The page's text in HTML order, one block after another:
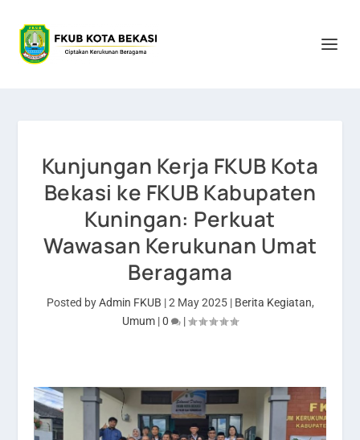
Kunjungan Kerja FKUB Kota
Bekasi ke FKUB Kabupaten
Kuningan: Perkuat
Wawasan Kerukunan Umat
Beragama
Posted byAdmin FKUB |2 May 2025| Berita Kegiatan,
Umum |0 |